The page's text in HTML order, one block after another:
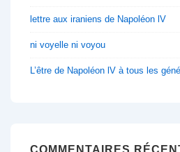
lettre aux iraniens de Napoléon lV
ni voyelle ni voyou
L’être de Napoléon lV à tous les